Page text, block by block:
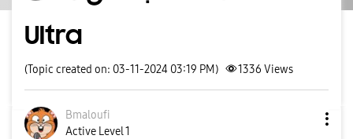
Ultra
(Topic created on: 03-11-2024 03:19 PM) 1336 Views
Bmaloufi
Active Level 1